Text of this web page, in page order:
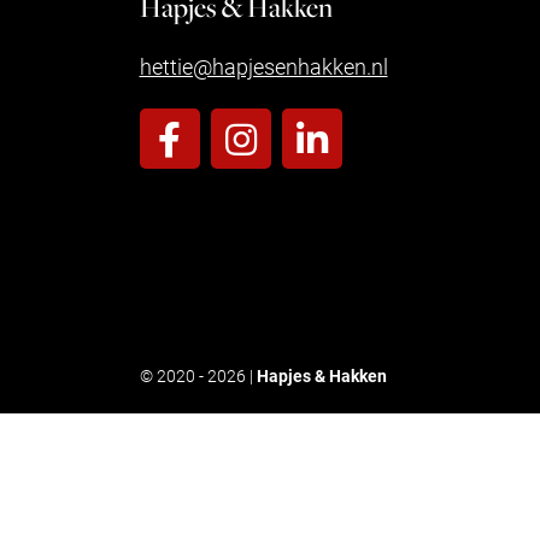
Hapjes & Hakken
hettie@hapjesenhakken.nl
© 2020 - 2026 | Hapjes & Hakken